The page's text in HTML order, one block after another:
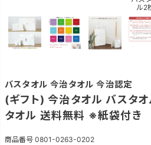
ル2
バスタオル 今治タオル 今治認定
(ギフト) 今治タオル バスタオ
タオル 送料無料 ※紙袋付き
商品番号 0801-0263-0202